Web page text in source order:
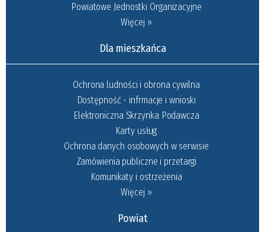
Powiatowe Jednostki Organizacyjne
Więcej »
Dla mieszkańca
Ochrona ludności i obrona cywilna
Dostępność - infrmacje i wnioski
Elektroniczna Skrzynka Podawcza
Karty usług
Ochrona danych osobowych w serwisie
Zamówienia publiczne i przetargi
Komunikaty i ostrzeżenia
Więcej »
Powiat